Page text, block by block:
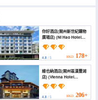
你好酒店(開州新世紀購物
廣場店) (Ni Hao Hotel
Shopping Plaza))
4.8/ 5 HKD 178+
維也納酒店(開州區漢豐湖
店) (Vienna Hotel
(Kaizhou Hanfeng
Lake))
4.8/ 5 HKD 206+